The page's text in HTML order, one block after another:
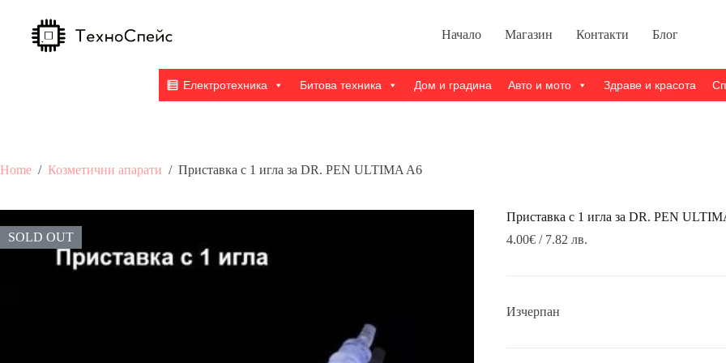
content
Начало Магазин Контакти Блог
Електротехника Битова техника Дом и градина Авто и мото Здраве и красота
Home / Козметични апарати / Приставка с 1 игла за DR. PEN ULTIMA A6
SOLD OUT
Приставка с 1 игла за DR. PEN
4.00€/ 7.82 лв.
Изчерпан